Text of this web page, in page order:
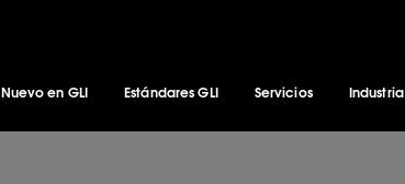
Nuevo en GLI Estándares GLI Servicios Industria